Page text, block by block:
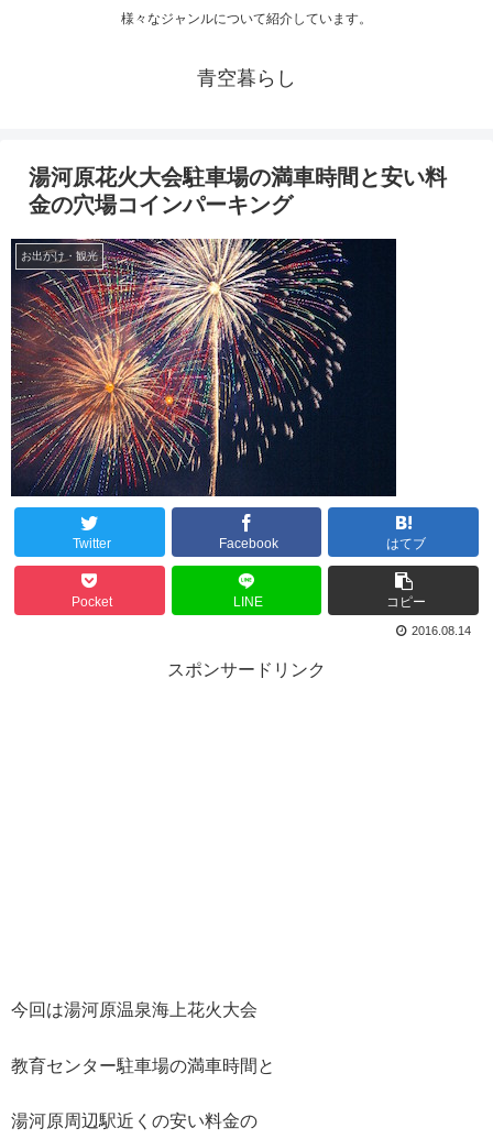
様々なジャンルについて紹介しています。
青空暮らし
湯河原花火大会駐車場の満車時間と安い料
金の穴場コインパーキング
お出かけ・観光
Twitter Facebook はてブ
Pocket LINE コピー
2016.08.14
スポンサードリンク
今回は湯河原温泉海上花火大会
教育センター駐車場の満車時間と
湯河原周辺駅近くの安い料金の